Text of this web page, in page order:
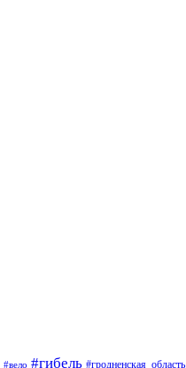
#вело #гибель #гродненская_область